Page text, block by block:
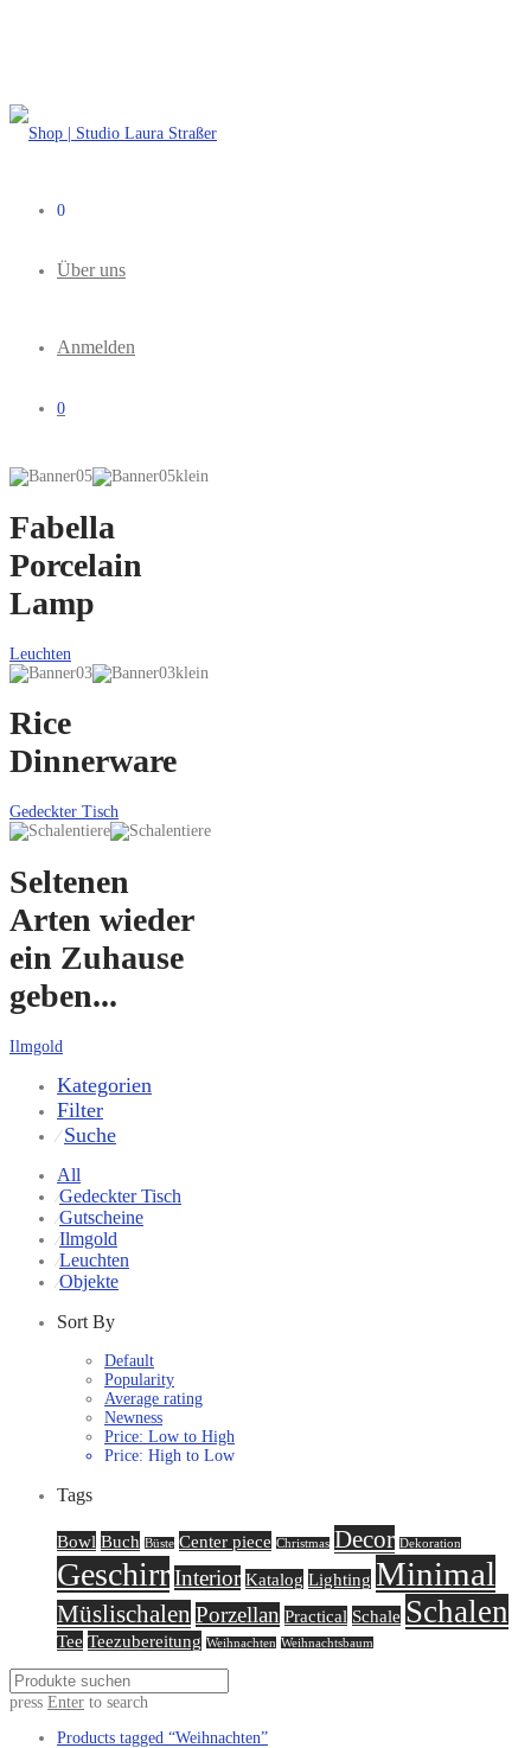
0
Über uns
Anmelden
0
Fabella
Porcelain
Lamp
Leuchten
Rice
Dinnerware
Gedeckter Tisch
Seltenen
Arten wieder
ein Zuhause
geben...
Ilmgold
Kategorien
Filter
⁄ Suche
All
⁄Gedeckter Tisch
⁄Gutscheine
⁄Ilmgold
⁄Leuchten
⁄Objekte
Sort By
Default
Popularity
Average rating
Newness
Price: Low to High
Price: High to Low
Tags
Bowl Buch Büste Center piece Christmas Decor Dekoration
GeschirrInterior Katalog Lighting Minimal
Müslischalen Porzellan Practical Schale Schalen
Tee Teezubereitung Weihnachten Weihnachtsbaum
press Enter to search
Products tagged “Weihnachten”